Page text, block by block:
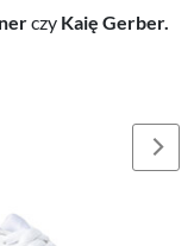
czy Kaię Gerber.